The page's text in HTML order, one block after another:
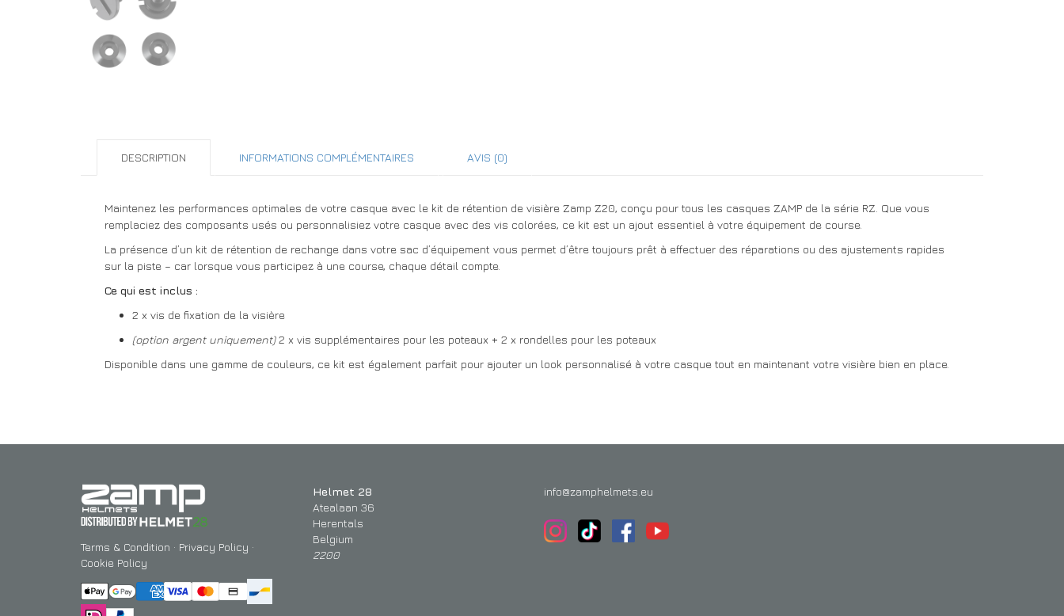
DESCRIPTION INFORMATIONS COMPLÉMENTAIRES AVIS (0)
Maintenez les performances optimales de votre casque avec le kit de rétention de visière Zamp Z20, conçu pour tous les casques ZAMP de la série RZ. Que vous
remplaciez des composants usés ou personnalisiez votre casque avec des vis colorées, ce kit est un ajout essentiel à votre équipement de course.
La présence d’un kit de rétention de rechange dans votre sac d’équipement vous permet d’être toujours prêt à effectuer des réparations ou des ajustements rapides
sur la piste – car lorsque vous participez à une course, chaque détail compte.
Ce qui est inclus :
2 x vis de fixation de la visière
(option argent uniquement)2 x vis supplémentaires pour les poteaux + 2 x rondelles pour les poteaux
Disponible dans une gamme de couleurs, ce kit est également parfait pour ajouter un look personnalisé à votre casque tout en maintenant votre visière bien en place.
Terms & Condition · Privacy Policy ·
Cookie Policy
Helmet 28
Atealaan 36
Herentals
Belgium
2200
info@zamphelmets.eu